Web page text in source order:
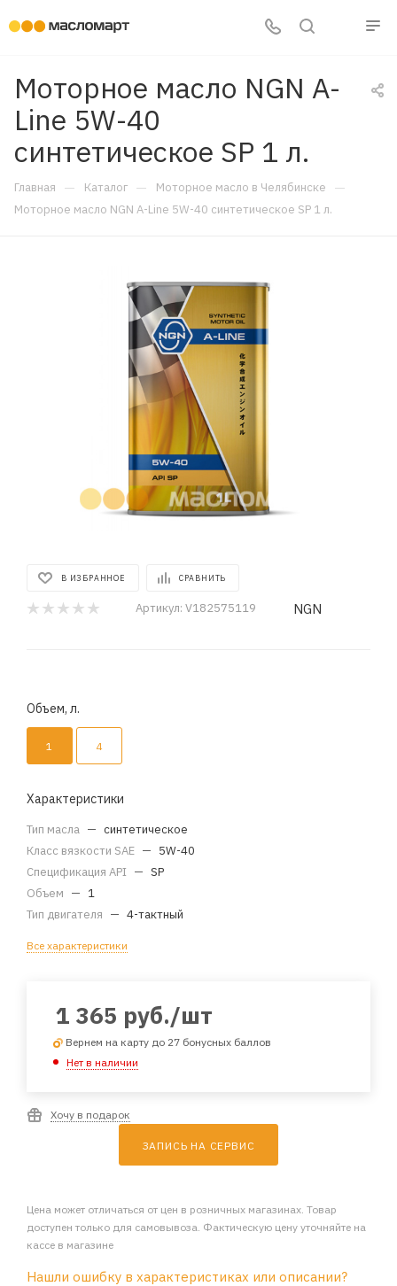
Моторное масло NGN A-
Line 5W-40
синтетическое SP 1 л.
Главная — Каталог — Моторное масло в Челябинске —
Моторное масло NGN A-Line 5W-40 синтетическое SP 1 л.
В ИЗБРАННОЕ СРАВНИТЬ
Артикул: V182575119 NGN
Объем, л.
1 4
Характеристики
Тип масла — синтетическое
Класс вязкости SAE — 5W-40
Спецификация API — SP
Объем — 1
Тип двигателя — 4-тактный
Все характеристики
1 365 руб./шт
Вернем на карту до 27 бонусных баллов
Нет в наличии
Хочу в подарок
ЗАПИСЬ НА СЕРВИС
Цена может отличаться от цен в розничных магазинах. Товар
доступен только для самовывоза. Фактическую цену уточняйте на
кассе в магазине
Нашли ошибку в характеристиках или описании?